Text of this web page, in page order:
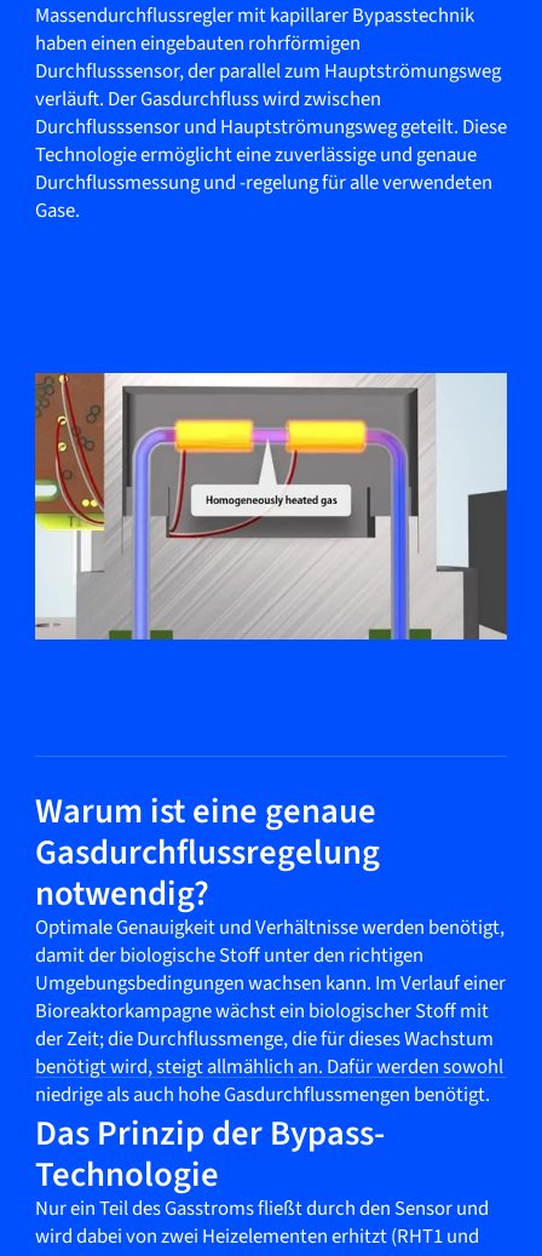
Massendurchflussregler mit kapillarer Bypasstechnik
haben einen eingebauten rohrförmigen
Durchflusssensor, der parallel zum Hauptströmungsweg
verläuft. Der Gasdurchfluss wird zwischen
Durchflusssensor und Hauptströmungsweg geteilt. Diese
Technologie ermöglicht eine zuverlässige und genaue
Durchflussmessung und -regelung für alle verwendeten
Gase.
Warum ist eine genaue
Gasdurchflussregelung
notwendig?
Optimale Genauigkeit und Verhältnisse werden benötigt,
damit der biologische Stoff unter den richtigen
Umgebungsbedingungen wachsen kann. Im Verlauf einer
Bioreaktorkampagne wächst ein biologischer Stoff mit
der Zeit; die Durchflussmenge, die für dieses Wachstum
benötigt wird, steigt allmählich an. Dafür werden sowohl
niedrige als auch hohe Gasdurchflussmengen benötigt.
Das Prinzip der Bypass-
Technologie
Nur ein Teil des Gasstroms fließt durch den Sensor und
wird dabei von zwei Heizelementen erhitzt (RHT1 und